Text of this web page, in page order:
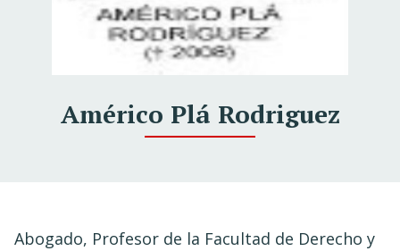
Américo Plá Rodriguez
Abogado, Profesor de la Facultad de Derecho y